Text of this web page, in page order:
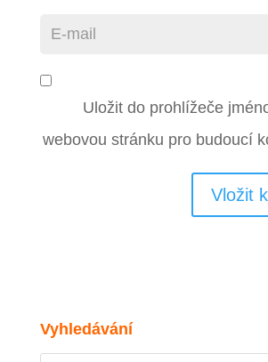
Uložit do prohlížeče
webovou stránku pro budoucí
Vyhledávání